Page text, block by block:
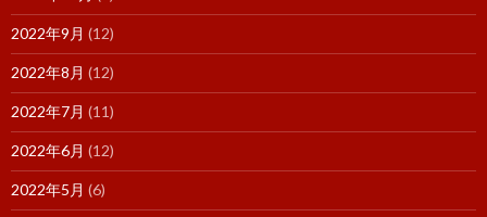
2022年9月 (12)
2022年8月 (12)
2022年7月 (11)
2022年6月 (12)
2022年5月 (6)